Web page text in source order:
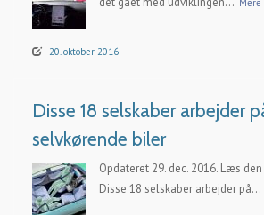
20. oktober 2016
Disse 18 selskaber arbejder
selvkørende biler
Opdateret 29. dec. 2016. Læs
Disse 18 selskaber arbejder på...